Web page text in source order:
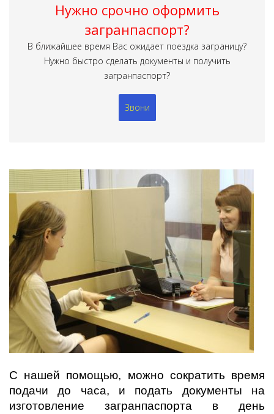
Нужно срочно оформить
загранпаспорт?
В ближайшее время Вас ожидает поездка заграницу?
Нужно быстро сделать документы и получить
загранпаспорт?
Звони
С нашей помощью, можно сократить время
подачи до часа, и подать документы на
изготовление загранпаспорта в день